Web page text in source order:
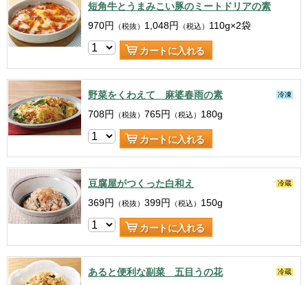
短角牛とうまみこい豚のミートドリアの素
970円 （税抜） 1,048円 （税込） 110g×2袋
カートに入れる
野菜をくわえて 麻婆春雨の素 冷凍
708円 （税抜） 765円 （税込） 180g
カートに入れる
豆腐屋がつくった白和え 冷蔵
369円 （税抜） 399円 （税込） 150g
カートに入れる
あると便利な副菜 五目うの花 冷蔵